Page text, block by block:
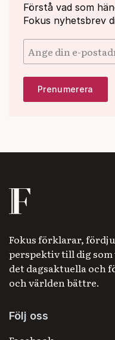
Förstå vad som
Fokus nyhetsbrev
Fokus förklarar,
perspektiv till dig
det dagsaktuella och
och världen bättre.
Följ oss